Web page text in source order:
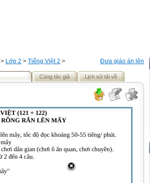
Đưa giáo án lên
> Lớp 2 > Tiếng Việt 2 >
Cùng tác giả Lịch sử tải về